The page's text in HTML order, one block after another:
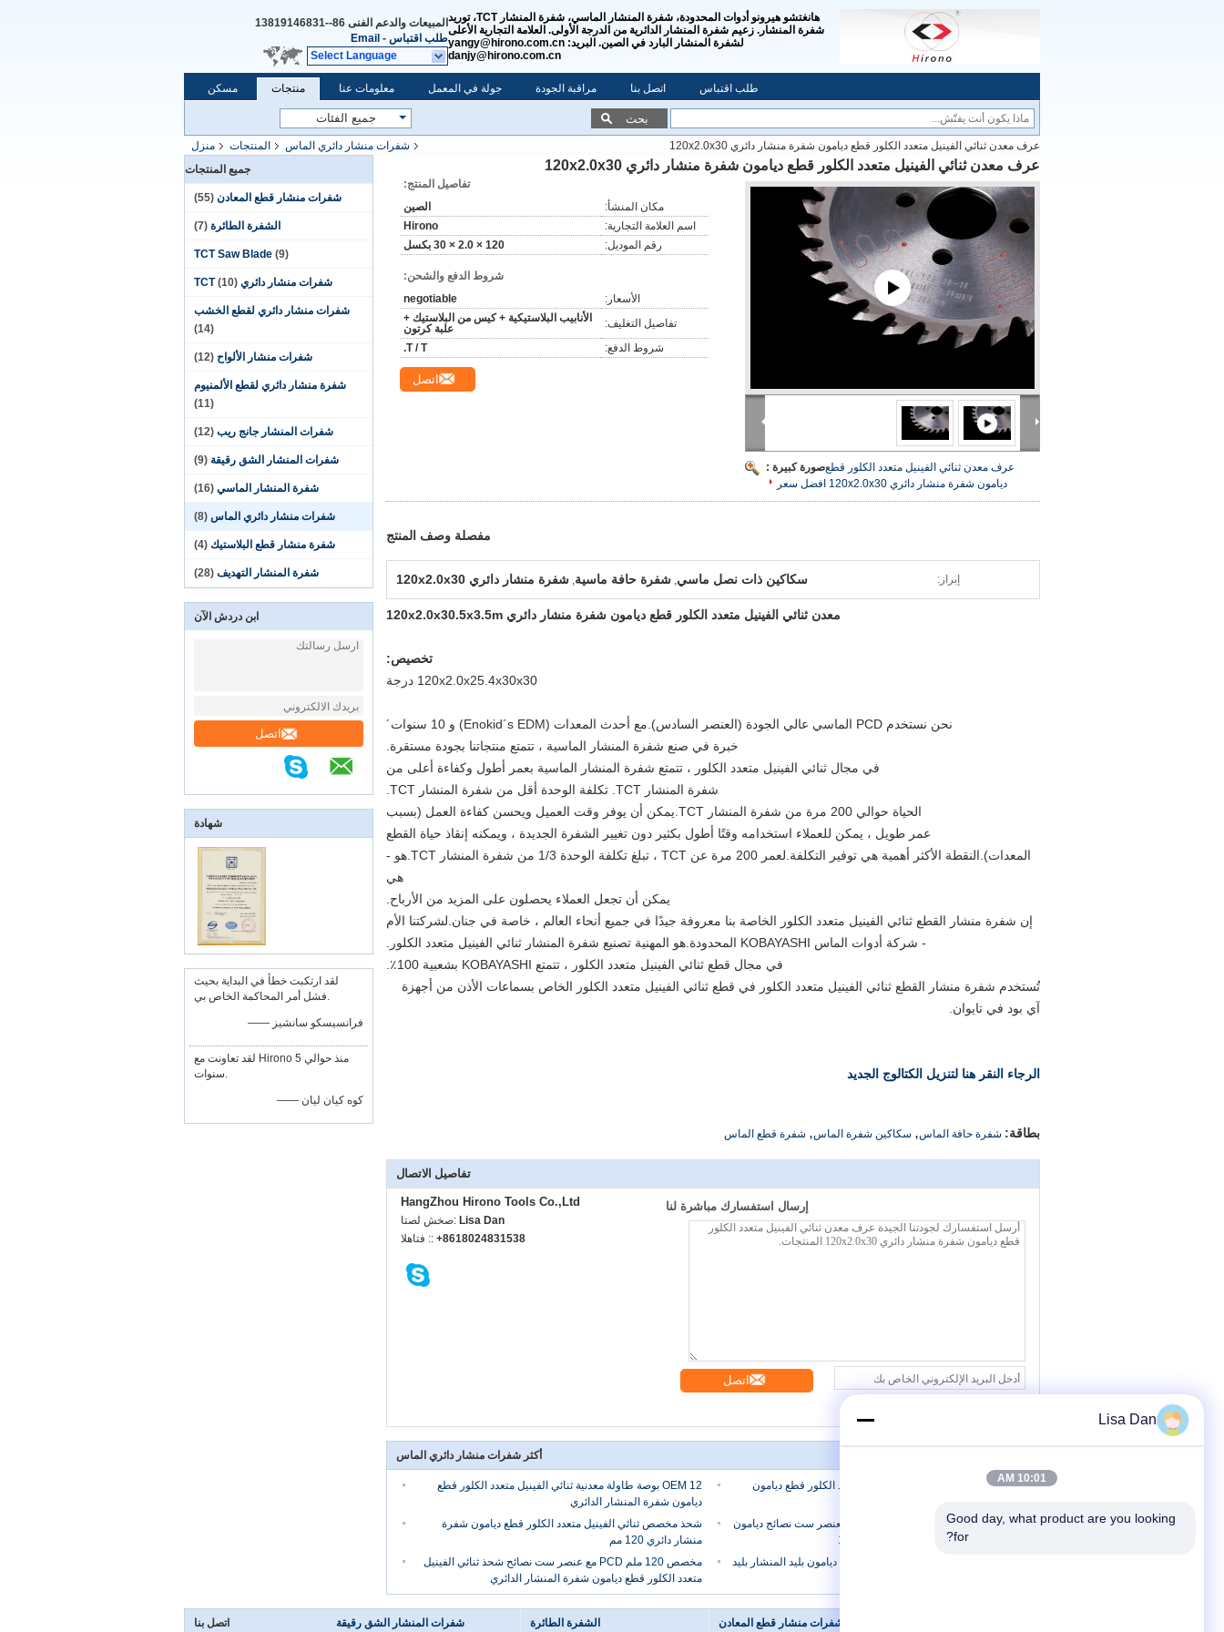
هانغتشو هيرونو أدوات المحدودة، شفرة المنشار الماسي، شفرة المنشار TCT، توريد
شفرة المنشار. زعيم شفرة المنشار الدائرية من الدرجة الأولى. العلامة التجارية الأعلى
لشفرة المنشار البارد في الصين. البريد: yangy@hirono.com.cn
danjy@hirono.com.cn
المبيعات والدعم الفنى 86--13819146831
طلب اقتباس -
Email
Select Language
مسكن منتجات معلومات عنا جولة في المعمل مراقبة الجودة اتصل بنا طلب اقتباس
بحث
منزل المنتجات شفرات منشار دائري الماس
عرف معدن ثنائي الفينيل متعدد الكلور قطع ديامون شفرة منشار دائري 120x2.0x30
جميع المنتجات
شفرات منشار قطع المعادن (55)
الشفرة الطائرة (7)
TCT Saw Blade (9)
شفرات منشار دائري TCT (10)
شفرات منشار دائري لقطع الخشب
(14)
شفرات منشار الألواح (12)
شفرة منشار دائري لقطع الألمنيوم
(11)
شفرات المنشار جانج ريب (12)
شفرات المنشار الشق رقيقة (9)
شفرة المنشار الماسي (16)
شفرات منشار دائري الماس (8)
شفرة منشار قطع البلاستيك (4)
شفرة المنشار التهديف (28)
ابن دردش الآن
اتصل
شهادة
لقد ارتكبت خطأ في البداية بحيث
فشل أمر المحاكمة الخاص بي.
—— فرانسيسكو سانشيز
لقد تعاونت مع Hirono منذ حوالي 5
سنوات.
—— كوه كيان ليان
عرف معدن ثنائي الفينيل متعدد الكلور قطع ديامون شفرة منشار دائري 120x2.0x30
صورة كبيرة :عرف معدن ثنائي الفينيل متعدد الكلور قطع
ديامون شفرة منشار دائري 120x2.0x30
افضل سعر
تفاصيل المنتج:
مكان المنشأ:
الصين
اسم العلامة التجارية:
Hirono
رقم الموديل:
120 × 2.0 × 30 بكسل
شروط الدفع والشحن:
الأسعار:
negotiable
تفاصيل التغليف:
الأنابيب البلاستيكية + كيس من البلاستيك +
علبة كرتون
شروط الدفع:
T / T.
اتصل
مفصلة وصف المنتج
إبراز: سكاكين ذات نصل ماسي, شفرة حافة ماسية, شفرة منشار دائري 120x2.0x30
معدن ثنائي الفينيل متعدد الكلور قطع ديامون شفرة منشار دائري 120x2.0x30.5x3.5m
تخصيص:
120x2.0x25.4x30x30 درجة
نحن نستخدم PCD الماسي عالي الجودة (العنصر السادس).مع أحدث المعدات (Enokid´s EDM) و 10 سنوات´
خبرة في صنع شفرة المنشار الماسية ، تتمتع منتجاتنا بجودة مستقرة.
في مجال ثنائي الفينيل متعدد الكلور ، تتمتع شفرة المنشار الماسية بعمر أطول وكفاءة أعلى من
شفرة المنشار TCT. تكلفة الوحدة أقل من شفرة المنشار TCT.
الحياة حوالي 200 مرة من شفرة المنشار TCT.يمكن أن يوفر وقت العميل ويحسن كفاءة العمل (بسبب
عمر طويل ، يمكن للعملاء استخدامه وقتًا أطول بكثير دون تغيير الشفرة الجديدة ، ويمكنه إنقاذ حياة القطع
المعدات).النقطة الأكثر أهمية هي توفير التكلفة.لعمر 200 مرة عن TCT ، تبلغ تكلفة الوحدة 1/3 من شفرة المنشار TCT.هو -
هي
يمكن أن تجعل العملاء يحصلون على المزيد من الأرباح.
إن شفرة منشار القطع ثنائي الفينيل متعدد الكلور الخاصة بنا معروفة جيدًا في جميع أنحاء العالم ، خاصة في جنان.لشركتنا الأم
- شركة أدوات الماس KOBAYASHI المحدودة.هو المهنية تصنيع شفرة المنشار ثنائي الفينيل متعدد الكلور.
في مجال قطع ثنائي الفينيل متعدد الكلور ، تتمتع KOBAYASHI بشعبية 100٪.
تُستخدم شفرة منشار القطع ثنائي الفينيل متعدد الكلور في قطع ثنائي الفينيل متعدد الكلور الخاص بسماعات الأذن من أجهزة
آي بود في تايوان.
الرجاء النقر هنا لتنزيل الكتالوج الجديد
بطاقة: شفرة حافة الماس, سكاكين شفرة الماس, شفرة قطع الماس
تفاصيل الاتصال
HangZhou Hirono Tools Co.,Ltd
اتصل شخص: Lisa Dan
الهاتف :: +8618024831538
إرسال استفسارك مباشرة لنا
اتصل
أكثر شفرات منشار دائري الماس
OEM 12 بوصة طاولة معدنية ثنائي الفينيل متعدد الكلور قطع
ديامون شفرة المنشار الدائري
12 بوصة طاولة شحذ ثنائي الفينيل متعدد الكلور قطع ديامون
شحذ مخصص ثنائي الفينيل متعدد الكلور قطع ديامون شفرة
منشار دائري 120 مم
مخصص PCD الماس عالية الجودة مع العنصر ست نصائح ديامون
شفرة المنشار الدائري 120x2.0x30mm
مخصص 120 ملم PCD مع عنصر ست نصائح شحذ ثنائي الفينيل
متعدد الكلور قطع ديامون شفرة المنشار الدائري
120mm عالية الجودة الماس PCD قطع ديامون بليد المنشار بليد
شفرات منشار قطع المعادن الشفرة الطائرة شفرات المنشار الشق رقيقة اتصل بنا
Lisa Dan
10:01 AM
Good day, what product are you looking
for?